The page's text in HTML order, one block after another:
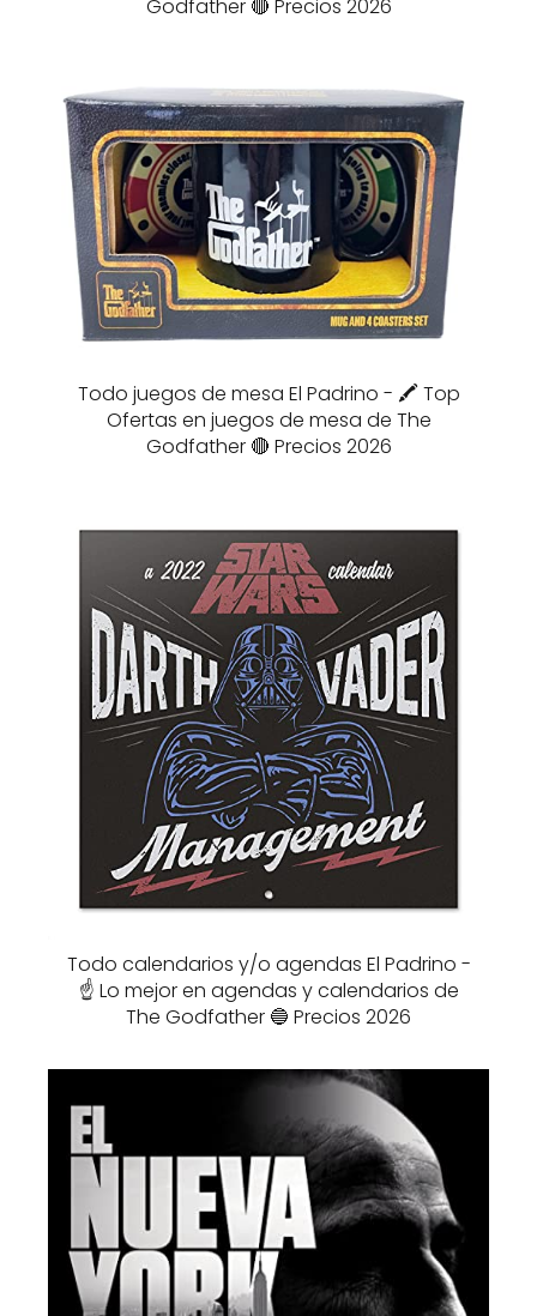
Godfather 🔴 Precios 2026
Todo juegos de mesa El Padrino - 🖍️ Top
Ofertas en juegos de mesa de The
Godfather 🔴 Precios 2026
Todo calendarios y/o agendas El Padrino -
☝️ Lo mejor en agendas y calendarios de
The Godfather 🔵 Precios 2026